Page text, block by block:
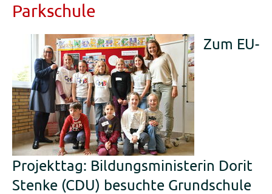
Parkschule
Zum EU-
Projekttag: Bildungsministerin Dorit
Stenke (CDU) besuchte Grundschule